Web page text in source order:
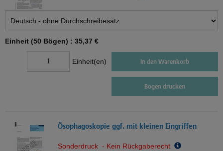
Einheit (50 Bögen) : 35,37 €
Einheit(en) In den Warenkorb
Bogen drucken
Ösophagoskopie ggf. mit kleinen Eingriffen
Sonderdruck - Kein Rückgaberecht